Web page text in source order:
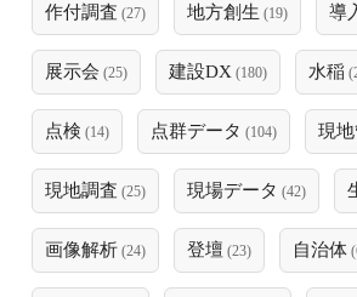
作付調査 (27) 地方創生 (19) 導
展示会 (25) 建設DX (180) 水稲
点検 (14) 点群データ (104) 現
現地調査 (25) 現場データ (42)
画像解析 (24) 登壇 (23) 自治体